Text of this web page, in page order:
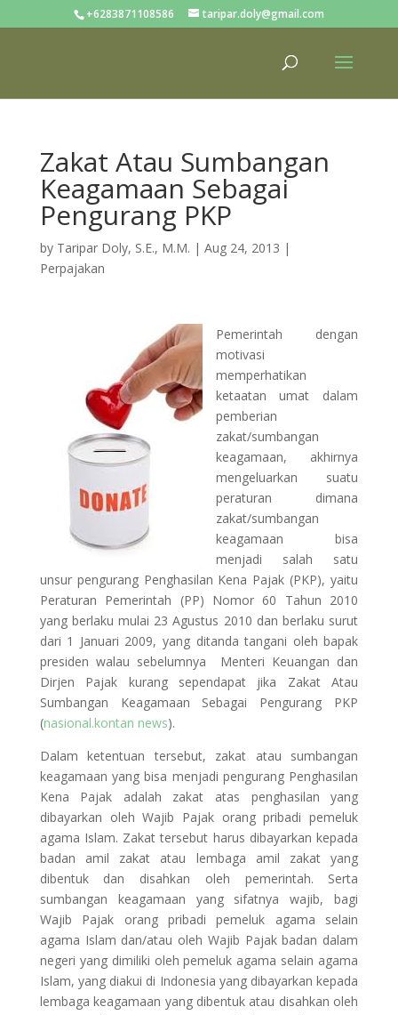
+6283871108586 taripar.doly@gmail.com
Zakat Atau Sumbangan
Keagamaan Sebagai
Pengurang PKP
by Taripar Doly, S.E., M.M. | Aug 24, 2013 |
Perpajakan
Pemerintah dengan
motivasi
memperhatikan
ketaatan umat dalam
pemberian
zakat/sumbangan
keagamaan, akhirnya
mengeluarkan suatu
peraturan dimana
zakat/sumbangan
keagamaan bisa
menjadi salah satu
unsur pengurang Penghasilan Kena Pajak (PKP), yaitu
Peraturan Pemerintah (PP) Nomor 60 Tahun 2010
yang berlaku mulai 23 Agustus 2010 dan berlaku surut
dari 1 Januari 2009, yang ditanda tangani oleh bapak
presiden walau sebelumnya Menteri Keuangan dan
Dirjen Pajak kurang sependapat jika Zakat Atau
Sumbangan Keagamaan Sebagai Pengurang PKP
(nasional.kontan news).
Dalam ketentuan tersebut, zakat atau sumbangan
keagamaan yang bisa menjadi pengurang Penghasilan
Kena Pajak adalah zakat atas penghasilan yang
dibayarkan oleh Wajib Pajak orang pribadi pemeluk
agama Islam. Zakat tersebut harus dibayarkan kepada
badan amil zakat atau lembaga amil zakat yang
dibentuk dan disahkan oleh pemerintah. Serta
sumbangan keagamaan yang sifatnya wajib, bagi
Wajib Pajak orang pribadi pemeluk agama selain
agama Islam dan/atau oleh Wajib Pajak badan dalam
negeri yang dimiliki oleh pemeluk agama selain agama
Islam, yang diakui di Indonesia yang dibayarkan kepada
lembaga keagamaan yang dibentuk atau disahkan oleh